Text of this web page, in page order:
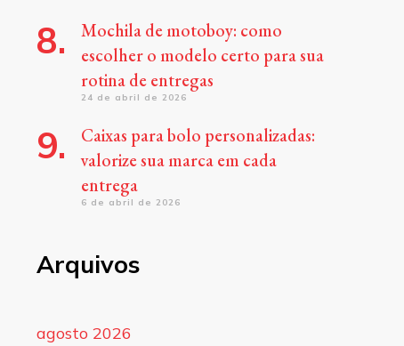
Mochila de motoboy: como
escolher o modelo certo para sua
rotina de entregas
24 de abril de 2026
Caixas para bolo personalizadas:
valorize sua marca em cada
entrega
6 de abril de 2026
Arquivos
agosto 2026